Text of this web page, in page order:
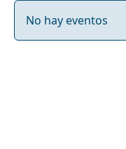
No hay eventos